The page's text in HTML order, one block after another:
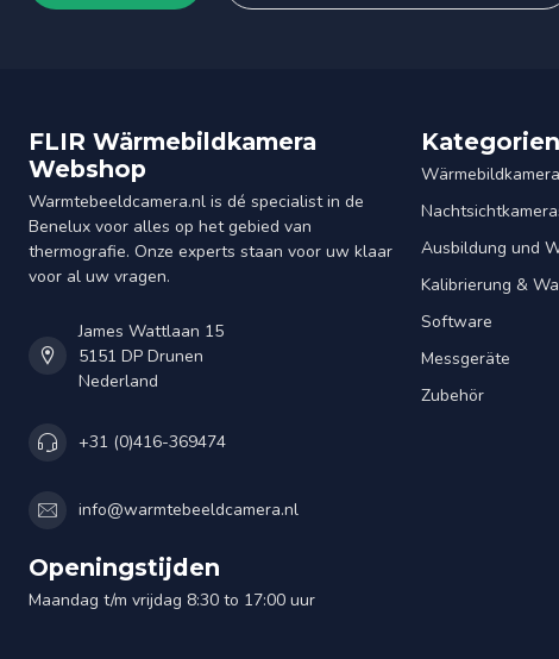
FLIR Wärmebildkamera
Webshop
Warmtebeeldcamera.nl is dé specialist in de
Benelux voor alles op het gebied van
thermografie. Onze experts staan voor uw klaar
voor al uw vragen.
James Wattlaan 15
5151 DP Drunen
Nederland
+31 (0)416-369474
info@warmtebeeldcamera.nl
Openingstijden
Maandag t/m vrijdag 8:30 to 17:00 uur
Kategorien
Ausbildung und
Kalibrierung &
Software
Messgeräte
Zubehör